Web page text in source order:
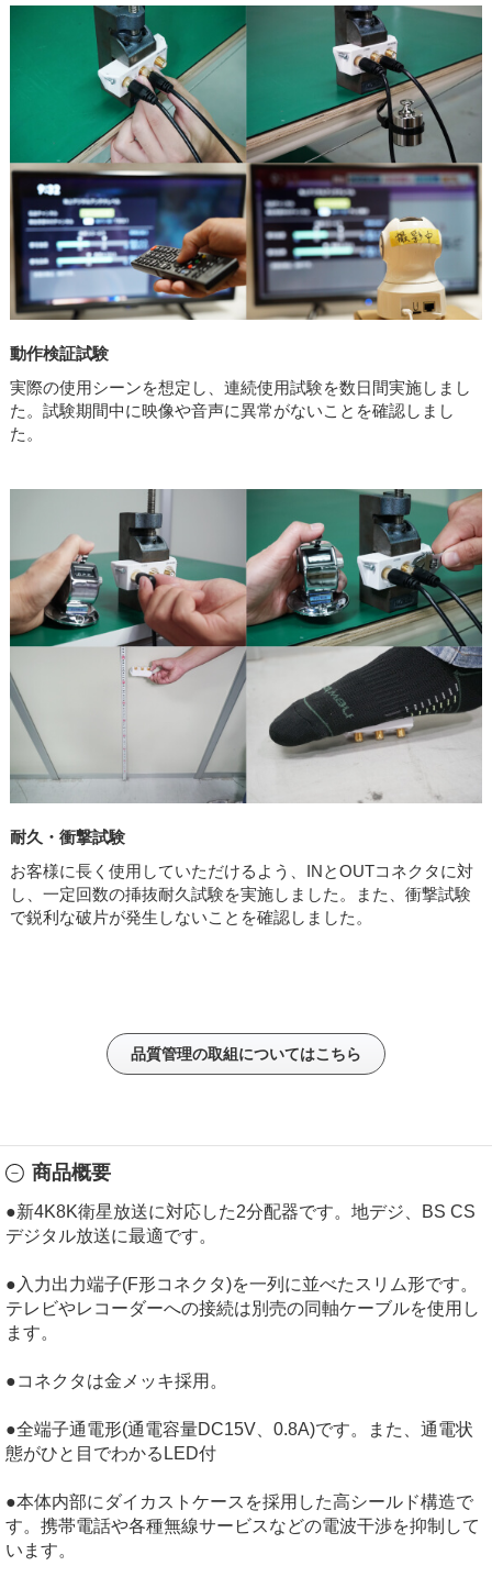
動作検証試験
実際の使用シーンを想定し、連続使用試験を数日間実施しまし
た。試験期間中に映像や音声に異常がないことを確認しまし
た。
耐久・衝撃試験
お客様に長く使用していただけるよう、INとOUTコネクタに対
し、一定回数の挿抜耐久試験を実施しました。また、衝撃試験
で鋭利な破片が発生しないことを確認しました。
品質管理の取組についてはこちら
商品概要
●新4K8K衛星放送に対応した2分配器です。地デジ、BS CS
デジタル放送に最適です。
●入力出力端子(F形コネクタ)を一列に並べたスリム形です。
テレビやレコーダーへの接続は別売の同軸ケーブルを使用し
ます。
●コネクタは金メッキ採用。
●全端子通電形(通電容量DC15V、0.8A)です。また、通電状
態がひと目でわかるLED付
●本体内部にダイカストケースを採用した高シールド構造で
す。携帯電話や各種無線サービスなどの電波干渉を抑制して
います。